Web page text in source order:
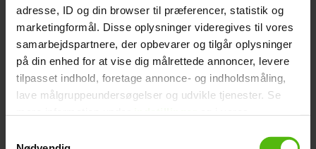
adresse, ID og din browser til præferencer, statistik og
marketingformål. Disse oplysninger videregives til vores
samarbejdspartnere, der opbevarer og tilgår oplysninger
på din enhed for at vise dig målrettede annoncer, levere
tilpasset indhold, foretage annonce- og indholdsmåling,
lave målgruppeundersøgelser og udvikle tjenester. Se
tilbage eller ændre indstillinger fra vores
Tv-vært Helle Smidstrup:
”Jeg havde pludselig lidt
svært ved at trække vejret”